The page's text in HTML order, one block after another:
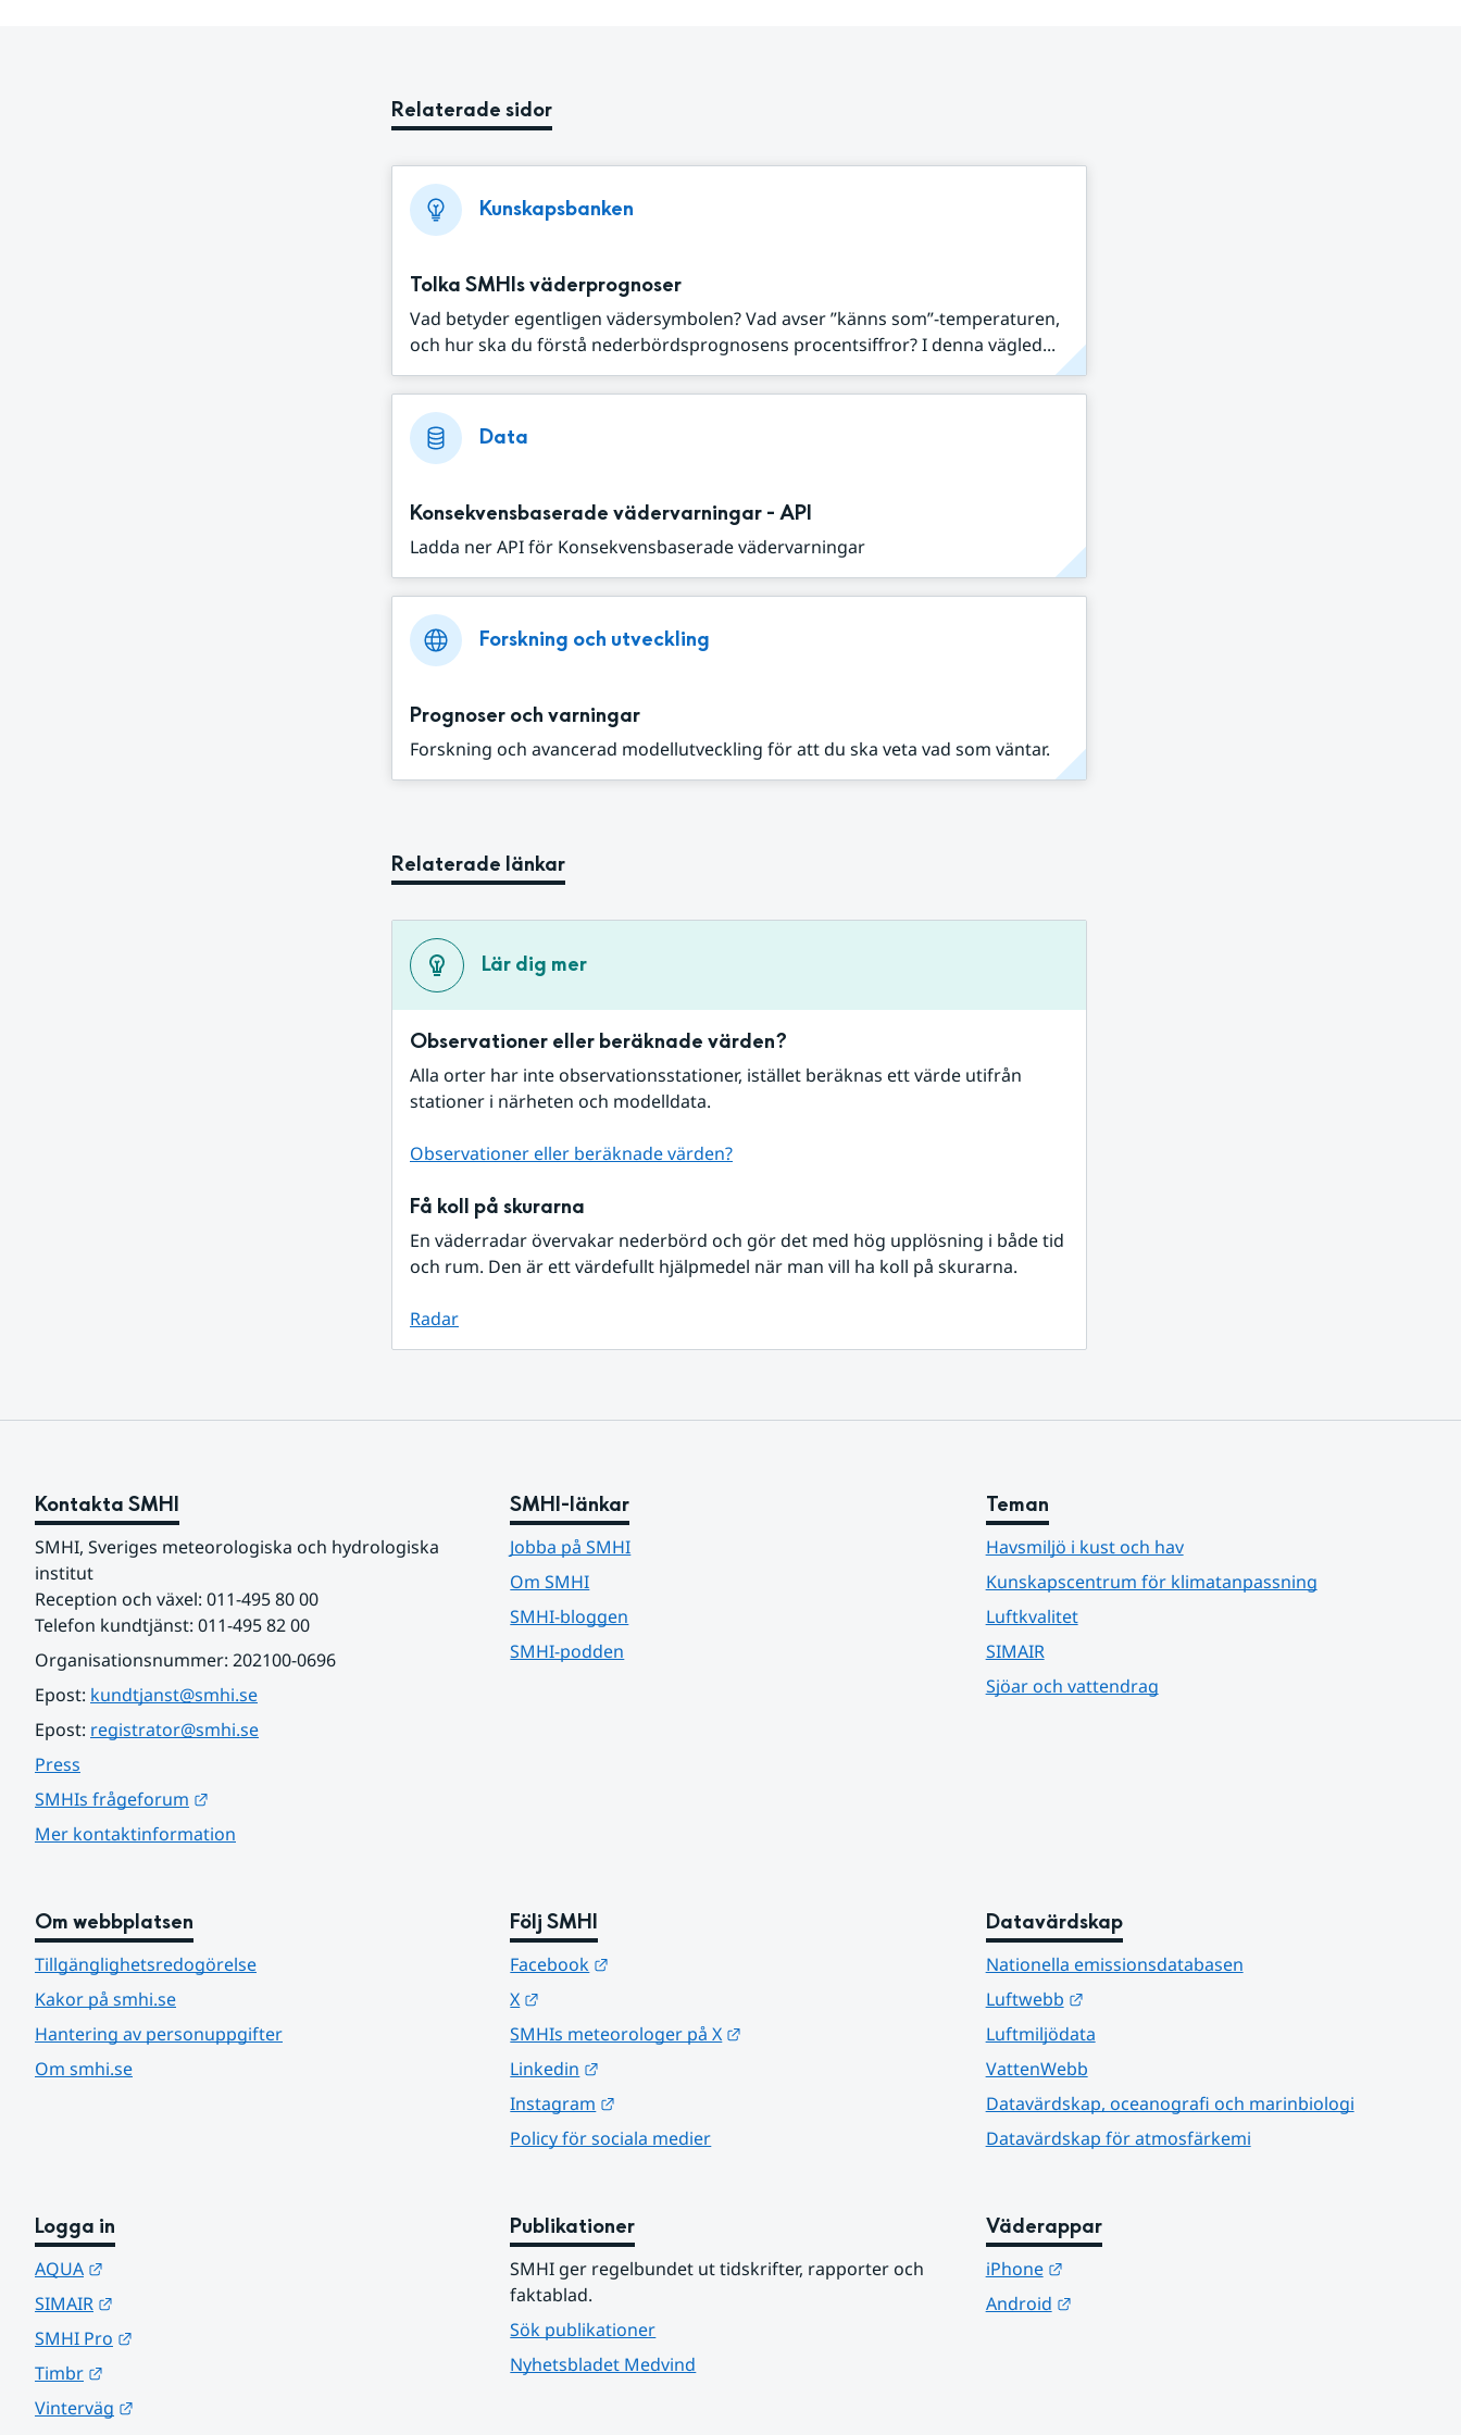
Relaterade sidor
Kunskapsbanken
Tolka SMHIs väderprognoser
Vad betyder egentligen vädersymbolen? Vad avser ”känns som”-temperaturen,
och hur ska du förstå nederbördsprognosens procentsiffror? I denna vägled...
Data
Konsekvensbaserade vädervarningar - API
Ladda ner API för Konsekvensbaserade vädervarningar
Forskning och utveckling
Prognoser och varningar
Forskning och avancerad modellutveckling för att du ska veta vad som väntar.
Relaterade länkar
Lär dig mer
Observationer eller beräknade värden?
Alla orter har inte observationsstationer, istället beräknas ett värde utifrån
stationer i närheten och modelldata.
Observationer eller beräknade värden?
Få koll på skurarna
En väderradar övervakar nederbörd och gör det med hög upplösning i både tid
och rum. Den är ett värdefullt hjälpmedel när man vill ha koll på skurarna.
Radar
Kontakta SMHI
SMHI, Sveriges meteorologiska och hydrologiska
institut
Reception och växel: 011-495 80 00
Telefon kundtjänst: 011-495 82 00
Organisationsnummer: 202100-0696
Epost: kundtjanst@smhi.se
Epost: registrator@smhi.se
Press
SMHIs frågeforum
Mer kontaktinformation
SMHI-länkar
Jobba på SMHI
Om SMHI
SMHI-bloggen
SMHI-podden
Teman
Havsmiljö i kust och hav
Kunskapscentrum för klimatanpassning
Luftkvalitet
SIMAIR
Sjöar och vattendrag
Om webbplatsen
Tillgänglighetsredogörelse
Kakor på smhi.se
Hantering av personuppgifter
Om smhi.se
Följ SMHI
Facebook
X
SMHIs meteorologer på X
Linkedin
Instagram
Policy för sociala medier
Datavärdskap
Nationella emissionsdatabasen
Luftwebb
Länk till annan webbplats.
Luftmiljödata
VattenWebb
Datavärdskap, oceanografi och marinbiologi
Datavärdskap för atmosfärkemi
Logga in
AQUA
SIMAIR
SMHI Pro
Timbr
Vinterväg
Publikationer
SMHI ger regelbundet ut tidskrifter, rapporter och
faktablad.
Sök publikationer
Nyhetsbladet Medvind
Väderappar
iPhone
Länk till annan webbplats.
Android
Länk till annan webbplats.